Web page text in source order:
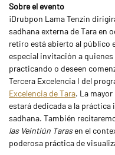
Sobre el evento
¡Drubpon Lama Tenzin
sadhana externa de Tara en
retiro está abierto al público
especial invitación a quienes
practicando o deseen
Tercera Excelencia I del
Excelencia de Tara. La
estará dedicada a la práctica
sadhana. También
las Veintiún Taras en el
poderosa práctica de